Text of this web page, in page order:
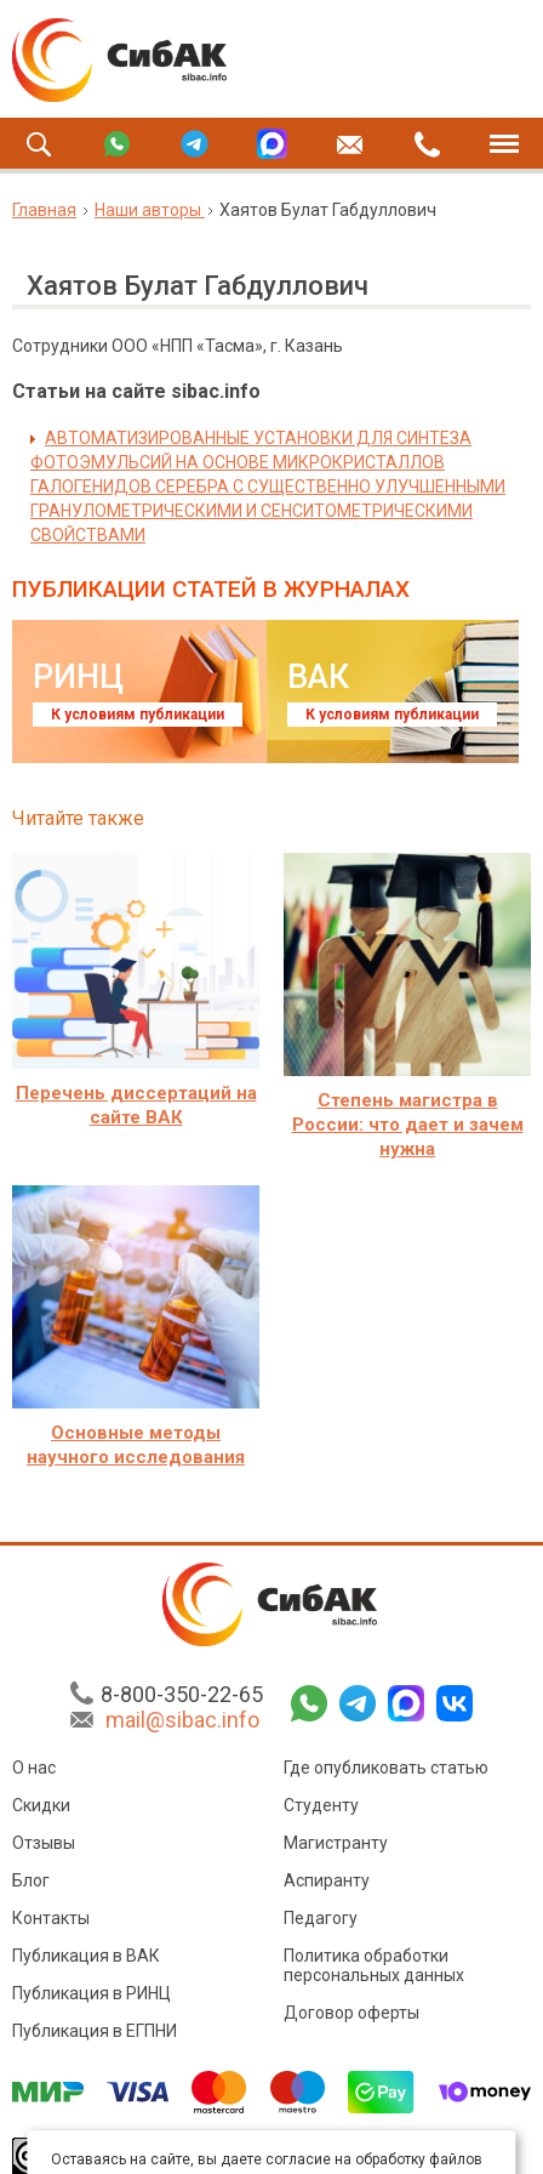
Главная Наши авторы Хаятов Булат Габдуллович
Хаятов Булат Габдуллович
Сотрудники ООО «НПП «Тасма», г. Казань
Статьи на сайте sibac.info
АВТОМАТИЗИРОВАННЫЕ УСТАНОВКИ ДЛЯ СИНТЕЗА
ФОТОЭМУЛЬСИЙ НА ОСНОВЕ МИКРОКРИСТАЛЛОВ
ГАЛОГЕНИДОВ СЕРЕБРА С СУЩЕСТВЕННО УЛУЧШЕННЫМИ
ГРАНУЛОМЕТРИЧЕСКИМИ И СЕНСИТОМЕТРИЧЕСКИМИ
СВОЙСТВАМИ
ПУБЛИКАЦИИ СТАТЕЙ В ЖУРНАЛАХ
РИНЦ
К условиям публикации
ВАК
К условиям публикации
Читайте также
Перечень диссертаций на
сайте ВАК
Степень магистра в
России: что дает и зачем
нужна
Основные методы
научного исследования
8-800-350-22-65
mail@sibac.info
О нас
Скидки
Отзывы
Блог
Контакты
Где опубликовать статью
Студенту
Магистранту
Аспиранту
Педагогу
Публикация в ВАК
Публикация в РИНЦ
Публикация в ЕГПНИ
Политика обработки
персональных данных
Договор оферты
произведение доступно полицензии Creative
Оставаясь на сайте, вы даете согласие на обработку файлов